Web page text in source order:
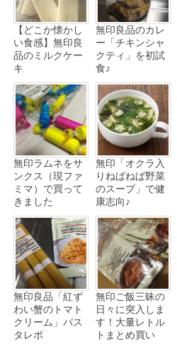
【どこか懐かし
い食感】無印良
品のミルクケー
キ
無印良品のカレ
ー「チキンシャ
クティ」を初試
食♪
無印ラムネをサ
ンクス（現ファ
ミマ）で買って
きました
無印「オクラ入
りねばねば野菜
のスープ」で健
康志向♪
無印良品「紅ず
わい蟹のトマト
クリーム」パス
タレポ
無印ご飯三昧の
日々に突入しま
す！大量レトル
トまとめ買い